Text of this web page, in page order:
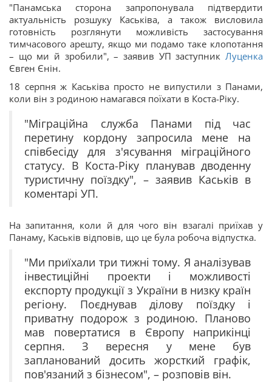
"Панамська сторона запропонувала підтвердити
актуальність розшуку Каськіва, а також висловила
готовність розглянути можливість застосування
тимчасового арешту, якщо ми подамо таке клопотання
– що ми й зробили", – заявив УП заступник Луценка
Євген Єнін.
18 серпня ж Каськіва просто не випустили з Панами,
коли він з родиною намагався поїхати в Коста-Ріку.
"Міграційна служба Панами під час
перетину кордону запросила мене на
співбесіду для з'ясування міграційного
статусу. В Коста-Ріку планував дводенну
туристичну поїздку", – заявив Каськів в
коментарі УП.
На запитання, коли й для чого він взагалі приїхав у
Панаму, Каськів відповів, що це була робоча відпустка.
"Ми приїхали три тижні тому. Я аналізував
інвестиційні проекти і можливості
експорту продукції з України в низку країн
регіону. Поєднував ділову поїздку і
приватну подорож з родиною. Планово
мав повертатися в Європу наприкінці
серпня. З вересня у мене був
запланований досить жорсткий графік,
пов'язаний з бізнесом", – розповів він.